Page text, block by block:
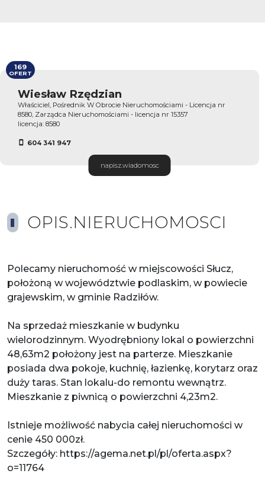
Wiesław Rzędzian
Właściciel, Pośrednik W Obrocie Nieruchomościami - Licencja nr
8580, Zarządca Nieruchomościami - licencja nr 15357
licencja: 8580
604 341 947
napisz.wiadomosc
169
OFERT
OPIS.NIERUCHOMOSCI
Polecamy nieruchomość w miejscowości Słucz,
położoną w województwie podlaskim, w powiecie
grajewskim, w gminie Radziłów.
Na sprzedaż mieszkanie w budynku
wielorodzinnym. Wyodrębniony lokal o powierzchni
48,63m2 położony jest na parterze. Mieszkanie
posiada dwa pokoje, kuchnię, łazienkę, korytarz oraz
duży taras. Stan lokalu-do remontu wewnątrz.
Mieszkanie z piwnicą o powierzchni 4,23m2.
Istnieje możliwość nabycia całej nieruchomości w
cenie 450 000zł.
Szczegóły: https://agema.net.pl/pl/oferta.aspx?
o=11764